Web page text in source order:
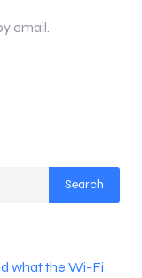
email.
Search
what the Wi-Fi